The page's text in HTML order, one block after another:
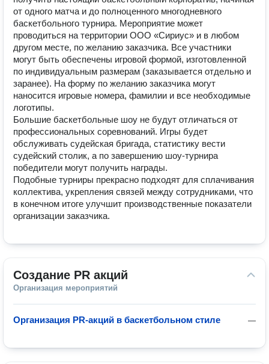
от одного матча и до полноценного многодневного
баскетбольного турнира. Мероприятие может
проводиться на территории ООО «Сириус» и в любом
другом месте, по желанию заказчика. Все участники
могут быть обеспечены игровой формой, изготовленной
по индивидуальным размерам (заказывается отдельно и
заранее). На форму по желанию заказчика могут
наносится игровые номера, фамилии и все необходимые
логотипы.
Большие баскетбольные шоу не будут отличаться от
профессиональных соревнований. Игры будет
обслуживать судейская бригада, статистику вести
судейский столик, а по завершению шоу-турнира
победители могут получить награды.
Подобные турниры прекрасно подходят для сплачивания
коллектива, укрепления связей между сотрудниками, что
в конечном итоге улучшит производственные показатели
организации заказчика.
Создание PR акций
Организация мероприятий
—
Организация PR-акций в баскетбольном стиле